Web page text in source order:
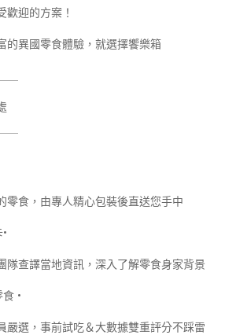
歡迎的方案！
的異國零食體驗，就選擇饗樂箱
￣
零食，由專人精心包裝後直送您手中
•
隊查譯當地資訊，深入了解零食身家背景
食•
嚴選，事前試吃＆大數據雙重評分不踩雷